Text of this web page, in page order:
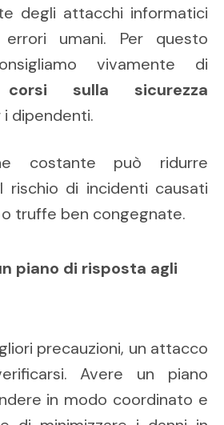
degli attacchi informatici
umani. Per questo
vivamente di
corsi sulla sicurezza
i dipendenti.
costante può ridurre
rischio di incidenti causati
truffe ben congegnate.
piano di risposta agli
precauzioni, un attacco
Avere un piano
in modo coordinato e